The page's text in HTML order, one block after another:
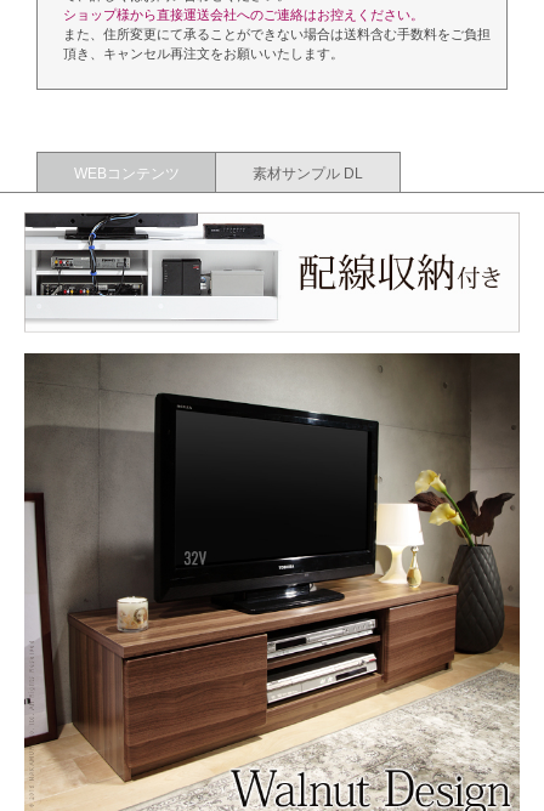
ショップ様から直接運送会社へのご連絡はお控えください。
また、住所変更にて承ることができない場合は送料含む手数料をご負担
頂き、キャンセル再注文をお願いいたします。
WEBコンテンツ 素材サンプル DL